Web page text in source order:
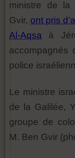
ministre de la
Gvir, ont pris
Al-Aqsa à
accompagnés
police
Le ministre
de la Galilée,
groupe de
M. Ben Gvir